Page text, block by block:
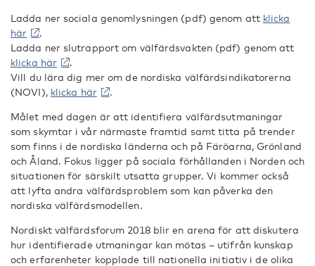
Ladda ner sociala genomlysningen (pdf) genom att klicka
här
.
Ladda ner slutrapport om välfärdsvakten (pdf) genom att
klicka här
.
Vill du lära dig mer om de nordiska välfärdsindikatorerna
(NOVI), klicka här .
Målet med dagen är att identifiera välfärdsutmaningar
som skymtar i vår närmaste framtid samt titta på trender
som finns i de nordiska länderna och på Färöarna, Grönland
och Åland. Fokus ligger på sociala förhållanden i Norden och
situationen för särskilt utsatta grupper. Vi kommer också
att lyfta andra välfärdsproblem som kan påverka den
nordiska välfärdsmodellen.
Nordiskt välfärdsforum 2018 blir en arena för att diskutera
hur identifierade utmaningar kan mötas – utifrån kunskap
och erfarenheter kopplade till nationella initiativ i de olika